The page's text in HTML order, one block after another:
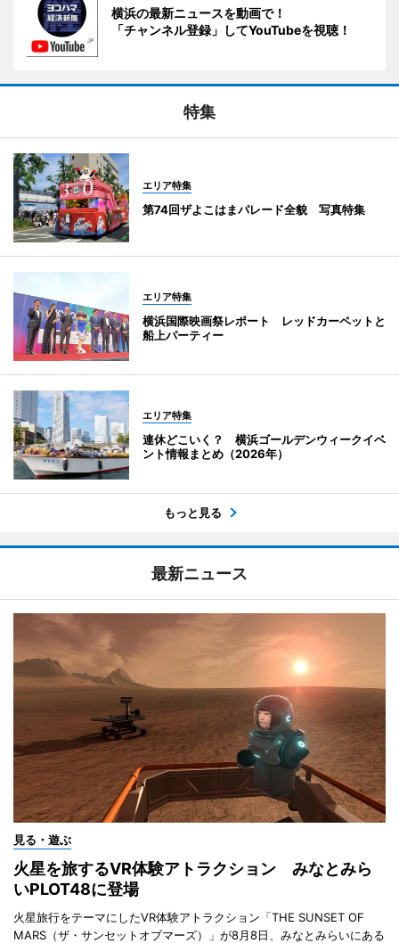
横浜の最新ニュースを動画で！
「チャンネル登録」してYouTubeを視聴！
特集
エリア特集
第74回ザよこはまパレード全貌 写真特集
エリア特集
横浜国際映画祭レポート レッドカーペットと
船上パーティー
エリア特集
連休どこいく？ 横浜ゴールデンウィークイベ
ント情報まとめ（2026年）
もっと見る
最新ニュース
見る・遊ぶ
火星を旅するVR体験アトラクション みなとみら
いPLOT48に登場
火星旅行をテーマにしたVR体験アトラクション「THE SUNSET OF
MARS（ザ・サンセットオブマーズ）」が8月8日、みなとみらいにある